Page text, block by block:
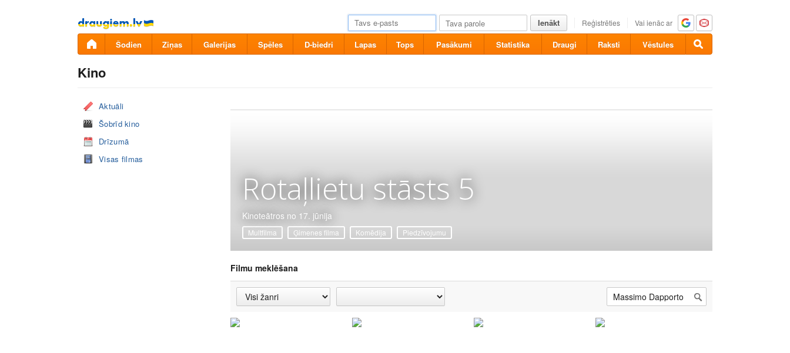
Pāriet
uz
saturu
Ienākt Reģistrēties Vai ienāc ar
Šodien Ziņas Galerijas Spēles D-biedri Lapas Tops Pasākumi Statistika Draugi Raksti Vēstules
Kino
Aktuāli
Šobrīd kino
Drīzumā
Visas filmas
Rotaļlietu stāsts 5
Kinoteātros no 17. jūnija
Multfilma Ģimenes filma Komēdija Piedzīvojumu
Filmu meklēšana